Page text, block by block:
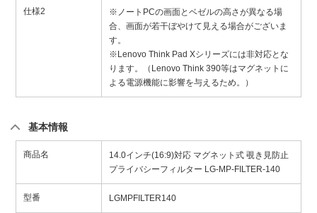
仕様2
※ノートPCの画面とベゼルの高さが異なる場
合、画面が若干ぼやけて見える場合がございま
す。
※Lenovo Think Pad Xシリーズには非対応とな
ります。（Lenovo Think 390等はマグネットに
よる電源機能に影響を与えるため。）
基本情報
商品名
14.0インチ(16:9)対応 マグネット式 覗き見防止
プライバシーフィルター LG-MP-FILTER-140
型番 LGMPFILTER140